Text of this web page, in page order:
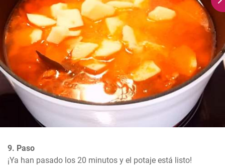
9. Paso
¡Ya han pasado los 20 minutos y el potaje está listo!